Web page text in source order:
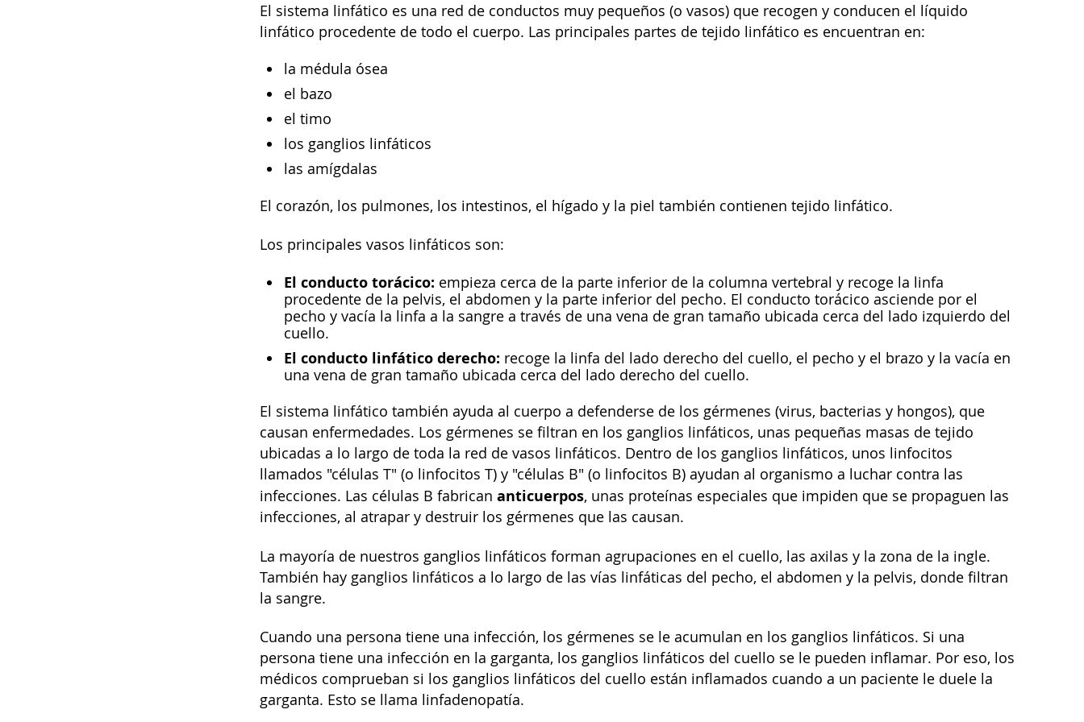
El sistema linfático es una red de conductos muy pequeños (o vasos) que recogen y conducen el líquido
linfático procedente de todo el cuerpo. Las principales partes de tejido linfático es encuentran en:
la médula ósea
el bazo
el timo
los ganglios linfáticos
las amígdalas
El corazón, los pulmones, los intestinos, el hígado y la piel también contienen tejido linfático.
Los principales vasos linfáticos son:
El conducto torácico: empieza cerca de la parte inferior de la columna vertebral y recoge la linfa
procedente de la pelvis, el abdomen y la parte inferior del pecho. El conducto torácico asciende por el
pecho y vacía la linfa a la sangre a través de una vena de gran tamaño ubicada cerca del lado izquierdo del
cuello.
El conducto linfático derecho: recoge la linfa del lado derecho del cuello, el pecho y el brazo y la vacía en
una vena de gran tamaño ubicada cerca del lado derecho del cuello.
El sistema linfático también ayuda al cuerpo a defenderse de los gérmenes (virus, bacterias y hongos), que
causan enfermedades. Los gérmenes se filtran en los ganglios linfáticos, unas pequeñas masas de tejido
ubicadas a lo largo de toda la red de vasos linfáticos. Dentro de los ganglios linfáticos, unos linfocitos
llamados "células T" (o linfocitos T) y "células B" (o linfocitos B) ayudan al organismo a luchar contra las
infecciones. Las células B fabrican anticuerpos, unas proteínas especiales que impiden que se propaguen las
infecciones, al atrapar y destruir los gérmenes que las causan.
La mayoría de nuestros ganglios linfáticos forman agrupaciones en el cuello, las axilas y la zona de la ingle.
También hay ganglios linfáticos a lo largo de las vías linfáticas del pecho, el abdomen y la pelvis, donde filtran
la sangre.
Cuando una persona tiene una infección, los gérmenes se le acumulan en los ganglios linfáticos. Si una
persona tiene una infección en la garganta, los ganglios linfáticos del cuello se le pueden inflamar. Por eso, los
médicos comprueban si los ganglios linfáticos del cuello están inflamados cuando a un paciente le duele la
garganta. Esto se llama linfadenopatía.